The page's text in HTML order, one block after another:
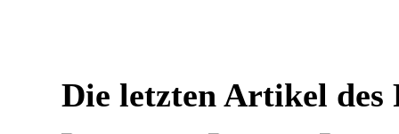
Die letzten Artikel des